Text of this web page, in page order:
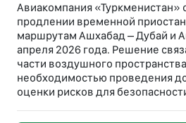
Авиакомпания «Туркменистан»
продлении временной
маршрутам Ашхабад – Дубай и
апреля 2026 года. Решение
части воздушного
необходимостью проведения
оценки рисков для